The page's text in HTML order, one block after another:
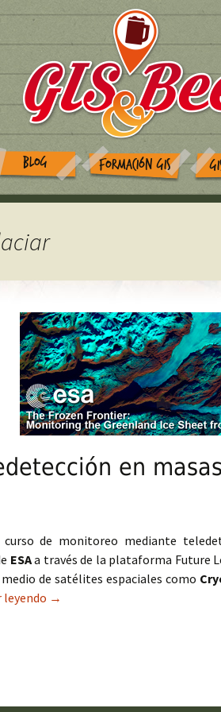
BLOG FORMACIÓN GIS
en
de monitoreo mediante
ESAa través de la plataforma Future
de satélites espaciales como
leyendo Curso gratuito de teledetección
→